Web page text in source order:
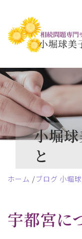
小堀
と
ホーム ブログ 小堀
宇都宮に